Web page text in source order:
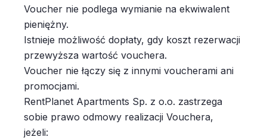
Voucher nie podlega wymianie na ekwiwalent
pieniężny.
Istnieje możliwość dopłaty, gdy koszt rezerwacji
przewyższa wartość vouchera.
Voucher nie łączy się z innymi voucherami ani
promocjami.
RentPlanet Apartments Sp. z o.o. zastrzega
sobie prawo odmowy realizacji Vouchera,
jeżeli: